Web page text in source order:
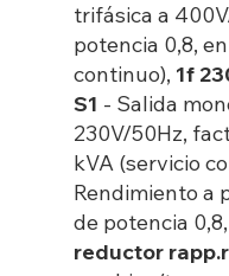
trifásica a
potencia 0,8,
continuo), 1f
S1 - Salida
230V/50Hz,
kVA (servicio
Rendimiento a
de potencia
reductor